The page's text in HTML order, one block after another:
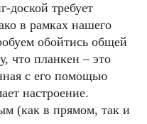
доской требует
в рамках нашего
обойтись общей
что планкен – это
с его помощью
настроение.
(как в прямом, так и